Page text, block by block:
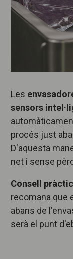
Les
sensors
procés just
D'aquesta
net i sense
Consell pràctic
recomana que
abans de
serà el punt